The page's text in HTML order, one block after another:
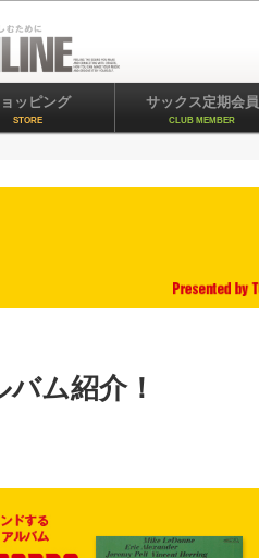
ッピング
STORE
サックス定期会員
CLUB MEMBER
ム紹介！